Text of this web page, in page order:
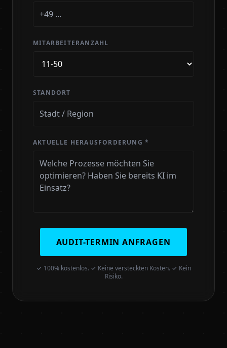
MITARBEITERANZAHL
STANDORT
AKTUELLE HERAUSFORDERUNG *
AUDIT-TERMIN ANFRAGEN
✓ 100% kostenlos. ✓ Keine versteckten Kosten. ✓ Kein
Risiko.